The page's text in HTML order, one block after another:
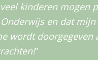
kinderen mogen
Onderwijs en dat mijn
wordt doorgegeven
”